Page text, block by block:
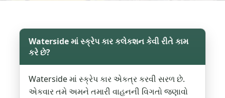
Waterside માં સ્ક્રેપ કાર કલેકશન કેવી રીતે કામ
કરે છે?
Waterside માં સ્ક્રેપ કાર એકત્ર કરવી સરળ છે.
એકવાર તમે અમને તમારી વાહનની વિગતો જણાવો